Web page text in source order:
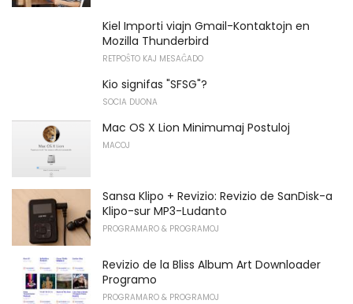
Kiel Importi viajn Gmail-Kontaktojn en
Mozilla Thunderbird
RETPOŜTO KAJ MESAĜADO
Kio signifas "SFSG"?
SOCIA DUONA
Mac OS X Lion Minimumaj Postuloj
MACOJ
Sansa Klipo + Revizio: Revizio de SanDisk-a
Klipo-sur MP3-Ludanto
PROGRAMARO & PROGRAMOJ
Revizio de la Bliss Album Art Downloader
Programo
PROGRAMARO & PROGRAMOJ